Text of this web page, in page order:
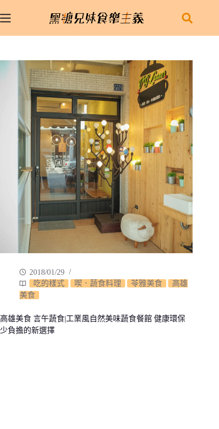
至
2018/01/29
吃的樣式
喫．蔬食料理 苓雅美食
高雄
美食
高雄美食 言午蔬食|工業風自然美味蔬食餐館 健康環保
少負擔的新選擇